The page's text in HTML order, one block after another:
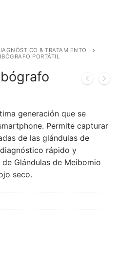
& TRATAMIENTO
PORTÁTIL
generación que se
Permite capturar
de las glándulas de
rápido y
Glándulas de Meibomio
seco.